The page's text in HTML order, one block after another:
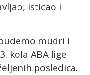
isticao i
mudri i
kola ABA lige
posledica.